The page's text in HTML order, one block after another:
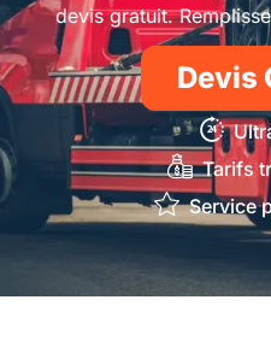
devis gratuit.
Devis
Tarifs
Service